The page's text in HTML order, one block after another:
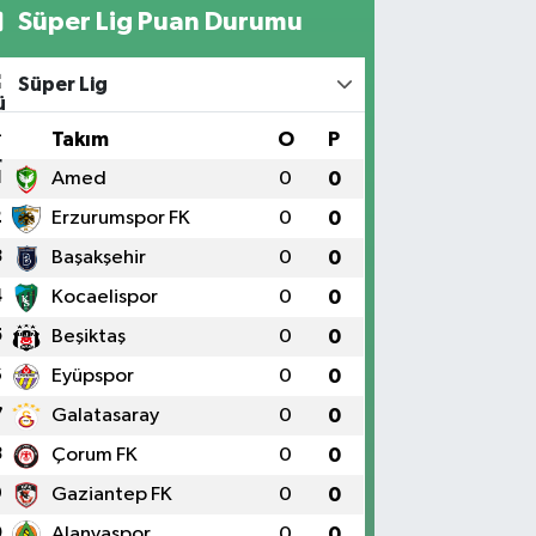
Süper Lig Puan Durumu
Süper Lig
Takım O P
Amed 0 0
Erzurumspor FK 0 0
Başakşehir 0 0
Kocaelispor 0 0
Beşiktaş 0 0
Eyüpspor 0 0
Galatasaray 0 0
Çorum FK 0 0
Gaziantep FK 0 0